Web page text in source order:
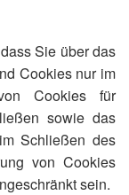
Sie über das
Cookies nur im
Cookies für
sowie das
Schließen des
von Cookies
sein.